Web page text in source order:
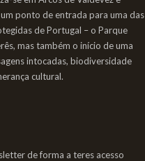
ponto de entrada para uma das
de Portugal – o Parque
mas também o início de uma
intocadas, biodiversidade
cultural.
de forma a teres acesso